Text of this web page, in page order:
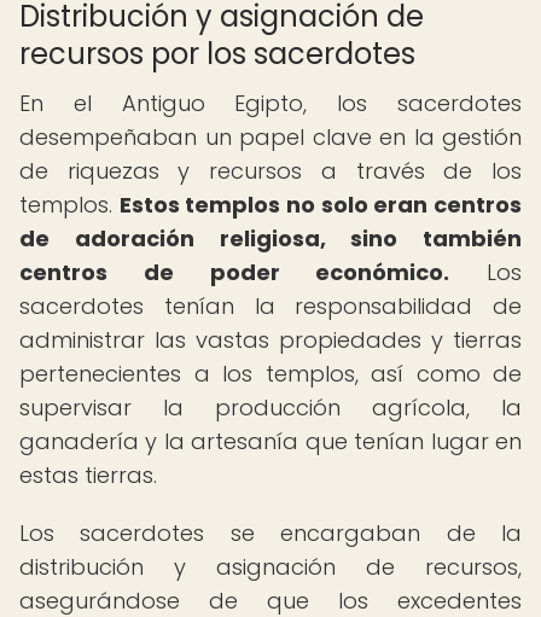
Distribución y asignación de
recursos por los sacerdotes
En el Antiguo Egipto, los sacerdotes
desempeñaban un papel clave en la gestión
de riquezas y recursos a través de los
templos. Estos templos no solo eran centros
de adoración religiosa, sino también
centros de poder económico. Los
sacerdotes tenían la responsabilidad de
administrar las vastas propiedades y tierras
pertenecientes a los templos, así como de
supervisar la producción agrícola, la
ganadería y la artesanía que tenían lugar en
estas tierras.
Los sacerdotes se encargaban de la
distribución y asignación de recursos,
asegurándose de que los excedentes